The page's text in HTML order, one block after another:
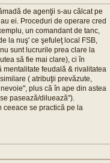
de agenţii s-au călcat pe
ei. Proceduri de operare cred
un comandant de tanc,
la nuş' ce şefuleţ local FSB,
sunt lucrurile prea clare la
să fie mai clare), ci în
mentalitate feudală & rivalitatea
( atribuţii prevăzute,
plus că în ape din astea
pasează/diluează").
ceeace se practică pe la